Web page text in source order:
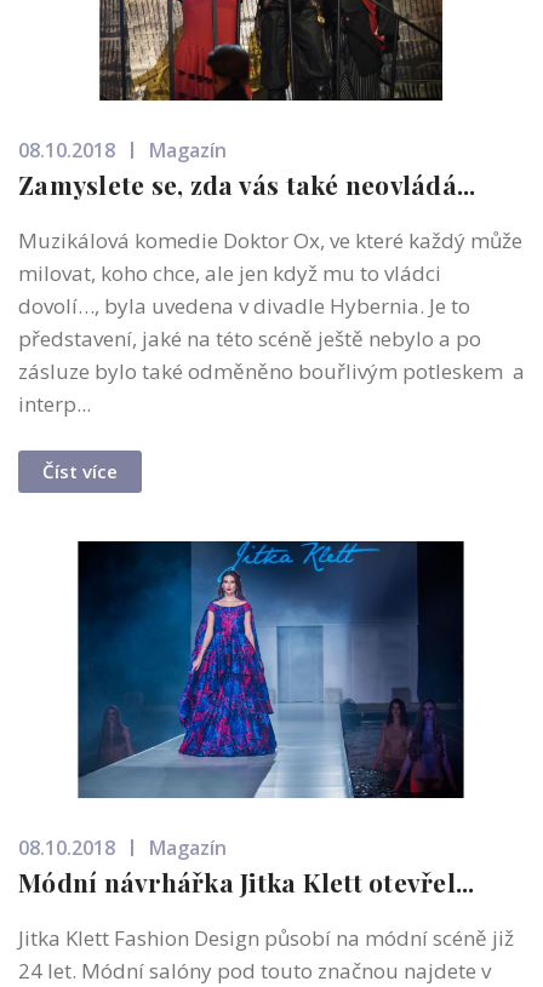
08.10.2018 Magazín
Zamyslete se, zda vás také neovládá...
Muzikálová komedie Doktor Ox, ve které každý může
milovat, koho chce, ale jen když mu to vládci
dovolí…, byla uvedena v divadle Hybernia. Je to
představení, jaké na této scéně ještě nebylo a po
zásluze bylo také odměněno bouřlivým potleskem a
interp...
Číst více
08.10.2018 Magazín
Módní návrhářka Jitka Klett otevřel...
Jitka Klett Fashion Design působí na módní scéně již
24 let. Módní salóny pod touto značnou najdete v